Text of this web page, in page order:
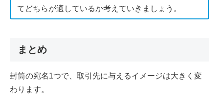
てどちらが適しているか考えていきましょう。
まとめ
封筒の宛名1つで、取引先に与えるイメージは大きく変
わります。